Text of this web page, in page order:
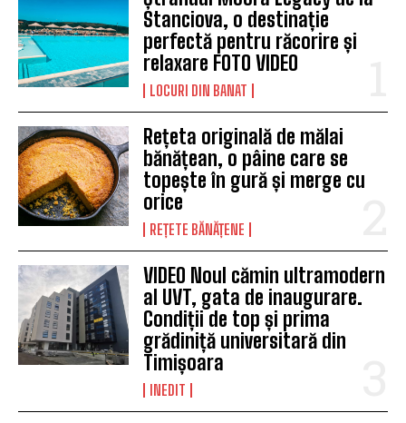
Stanciova, o destinație
perfectă pentru răcorire și
relaxare FOTO VIDEO
LOCURI DIN BANAT
Rețeta originală de mălai
bănățean, o pâine care se
topește în gură și merge cu
orice
REȚETE BĂNĂȚENE
VIDEO Noul cămin ultramodern
al UVT, gata de inaugurare.
Condiții de top și prima
grădiniță universitară din
Timișoara
INEDIT